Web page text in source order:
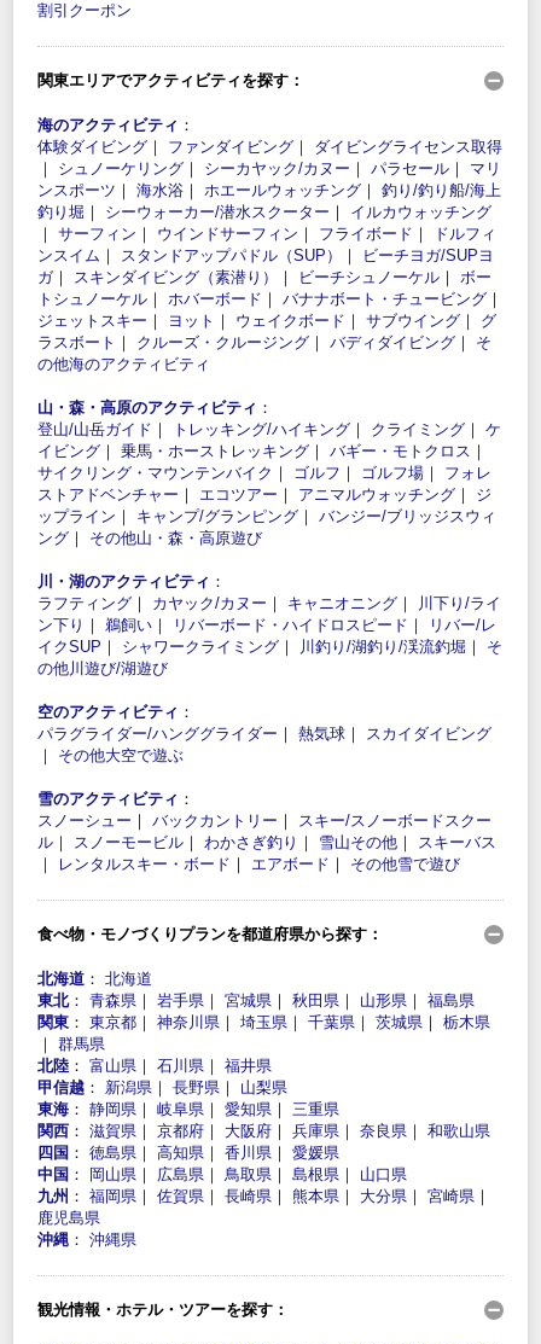
割引クーポン
関東エリアでアクティビティを探す：
海のアクティビティ ：
体験ダイビング ｜ ファンダイビング ｜ ダイビングライセンス取得
｜ シュノーケリング ｜ シーカヤック/カヌー ｜ パラセール ｜ マリ
ンスポーツ ｜ 海水浴 ｜ ホエールウォッチング ｜ 釣り/釣り船/海上
釣り堀 ｜ シーウォーカー/潜水スクーター ｜ イルカウォッチング
｜ サーフィン ｜ ウインドサーフィン ｜ フライボード ｜
ドルフィ
ンスイム ｜ スタンドアップパドル（SUP） ｜
ビーチヨガ/SUPヨ
ガ｜ スキンダイビング（素潜り） ｜ ビーチシュノーケル ｜ ボー
トシュノーケル ｜ ホバーボード ｜ バナナボート・チュービング ｜
ジェットスキー ｜ ヨット ｜ ウェイクボード ｜ サブウイング ｜ グ
ラスボート ｜ クルーズ・クルージング ｜ バディダイビング ｜ そ
の他海のアクティビティ
山・森・高原のアクティビティ ：
登山/山岳ガイド ｜ トレッキング/ハイキング ｜ クライミング ｜ ケ
イビング ｜ 乗馬・ホーストレッキング ｜ バギー・モトクロス ｜
サイクリング・マウンテンバイク ｜ ゴルフ ｜ ゴルフ場 ｜ フォレ
ストアドベンチャー ｜ エコツアー ｜ アニマルウォッチング ｜ ジ
ップライン ｜ キャンプ/グランピング ｜ バンジー/ブリッジスウィ
ング ｜ その他山・森・高原遊び
川・湖のアクティビティ ：
ラフティング ｜ カヤック/カヌー ｜ キャニオニング ｜
川下り/ライ
ン下り ｜ 鵜飼い ｜ リバーボード・ハイドロスピード ｜
リバー/レ
イクSUP ｜ シャワークライミング ｜ 川釣り/湖釣り/渓流釣堀 ｜ そ
の他川遊び/湖遊び
空のアクティビティ ：
パラグライダー/ハンググライダー ｜ 熱気球 ｜ スカイダイビング
｜ その他大空で遊ぶ
雪のアクティビティ ：
スノーシュー ｜ バックカントリー ｜ スキー/スノーボードスクー
ル ｜ スノーモービル ｜ わかさぎ釣り ｜ 雪山その他 ｜ スキーバス
｜
レンタルスキー・ボード ｜ エアボード ｜ その他雪で遊び
食べ物・モノづくりプランを都道府県から探す：
北海道 ： 北海道
東北： 青森県 ｜ 岩手県 ｜ 宮城県 ｜ 秋田県 ｜ 山形県 ｜ 福島県
関東 ： 東京都 ｜ 神奈川県 ｜ 埼玉県 ｜ 千葉県 ｜ 茨城県 ｜ 栃木県
｜ 群馬県
北陸 ： 富山県 ｜ 石川県 ｜ 福井県
甲信越 ： 新潟県 ｜ 長野県 ｜ 山梨県
東海 ： 静岡県 ｜ 岐阜県 ｜ 愛知県 ｜ 三重県
関西 ： 滋賀県 ｜ 京都府 ｜ 大阪府 ｜ 兵庫県 ｜ 奈良県 ｜ 和歌山県
四国 ： 徳島県 ｜ 高知県 ｜ 香川県 ｜ 愛媛県
中国 ： 岡山県 ｜ 広島県 ｜ 鳥取県 ｜ 島根県 ｜ 山口県
九州 ： 福岡県 ｜ 佐賀県 ｜ 長崎県 ｜ 熊本県 ｜ 大分県 ｜ 宮崎県 ｜
鹿児島県
沖縄 ： 沖縄県
観光情報・ホテル・ツアーを探す：